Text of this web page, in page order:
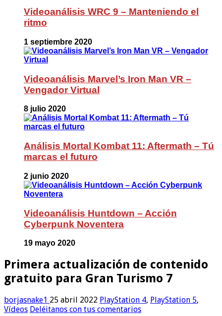
Videoanálisis WRC 9 – Manteniendo el
ritmo
1 septiembre 2020
Videoanálisis Marvel’s Iron Man VR –
Vengador Virtual
8 julio 2020
Análisis Mortal Kombat 11: Aftermath – Tú
marcas el futuro
2 junio 2020
Videoanálisis Huntdown – Acción
Cyberpunk Noventera
19 mayo 2020
Primera actualización de contenido
gratuito para Gran Turismo 7
borjasnake1 25 abril 2022 PlayStation 4, PlayStation 5,
Vídeos Deléitanos con tus comentarios